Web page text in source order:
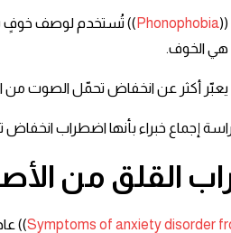
Phonophobia )) تُستخدم لوصف خوفٍ
هي الخوف.
إجماع خبراء بأنها اضطراب
القلق من
Symptoms of anxiety disorder
))